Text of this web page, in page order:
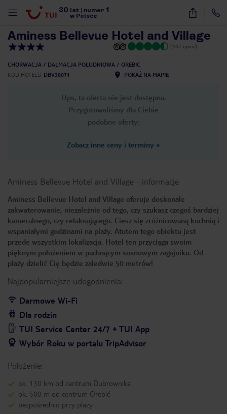
30 lat numer 1
w Polsce
19
Aminess Bellevue Hotel and Village
(407 opinii)
CHORWACJA DALMACJA POŁUDNIOWA
OREBIC
KOD HOTELU DBV38071 POKAŻ NA MAPIE
Ups, ta oferta nie jest dostępna.
Przygotowaliśmy dla Ciebie
podobne oferty:
Zobacz inne ceny i terminy »
Aminess Bellevue Hotel and Village - informacje
Aminess Bellevue Hotel and Village oferuje doskonałe
zakwaterowanie, niezależnie od tego, czy szukasz czegoś bardziej
kameralnego, czy relaksującego. Ciesz się zróżnicowaną kuchnią i
wspaniałymi godzinami na plaży. Atutem tego obiektu jest
przede wszystkim lokalizacja. Hotel ten przyciąga swoim
pięknym położeniem w pachnącym sosnowym zagajniku. Od
plaży dzielić Cię będzie zaledwie 50 metrów!
Najpopularniejsze udogodnienia:
Darmowe Wi-Fi
Dla rodzin
TUI Service Center 24/7 + TUI App
Wybór Roku w portalu TripAdvisor
Położenie:
ok. 130 km od centrum Dubrownika
ok. 500 m od centrum Orebić
bezpośrednio przy plaży